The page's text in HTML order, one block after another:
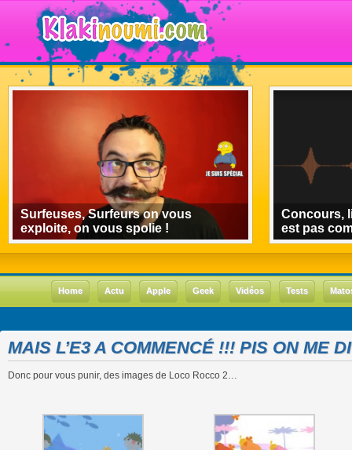
Surfeuses, Surfeurs on vous
exploite, on vous spolie !
Concours,
est pas
Home Actu Apple Geek Vidéos Tests
MAIS L’E3 A COMMENCÉ !!! PIS ON ME
Donc pour vous punir, des images de Loco Rocco 2…